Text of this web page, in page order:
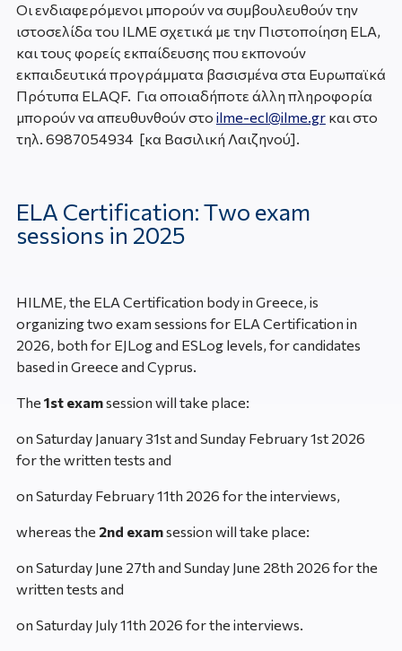
Οι ενδιαφερόμενοι μπορούν να συμβουλευθούν την
ιστοσελίδα του ILME σχετικά με την Πιστοποίηση ELA,
και τους φορείς εκπαίδευσης που εκπονούν
εκπαιδευτικά προγράμματα βασισμένα στα Ευρωπαϊκά
Πρότυπα ELAQF. Για οποιαδήποτε άλλη πληροφορία
μπορούν να απευθυνθούν στο ilme-ecl@ilme.grκαι στο
τηλ. 6987054934 [κα Βασιλική Λαιζηνού].
ELA Certification: Τwo exam
sessions in 2025
HILME, the ELA Certification body in Greece, is
organizing two exam sessions for ELA Certification in
2026, both for EJLog and ESLog levels, for candidates
based in Greece and Cyprus.
The 1stexamsession will take place:
οn Saturday January 31stand Sunday February 1st2026
for the written tests and
on Saturday February 11th 2026 for the interviews,
whereas the 2nd examsession will take place:
οn Saturday June 27th and Sunday June 28th 2026 for the
written tests and
on Saturday July 11th 2026 for the interviews.